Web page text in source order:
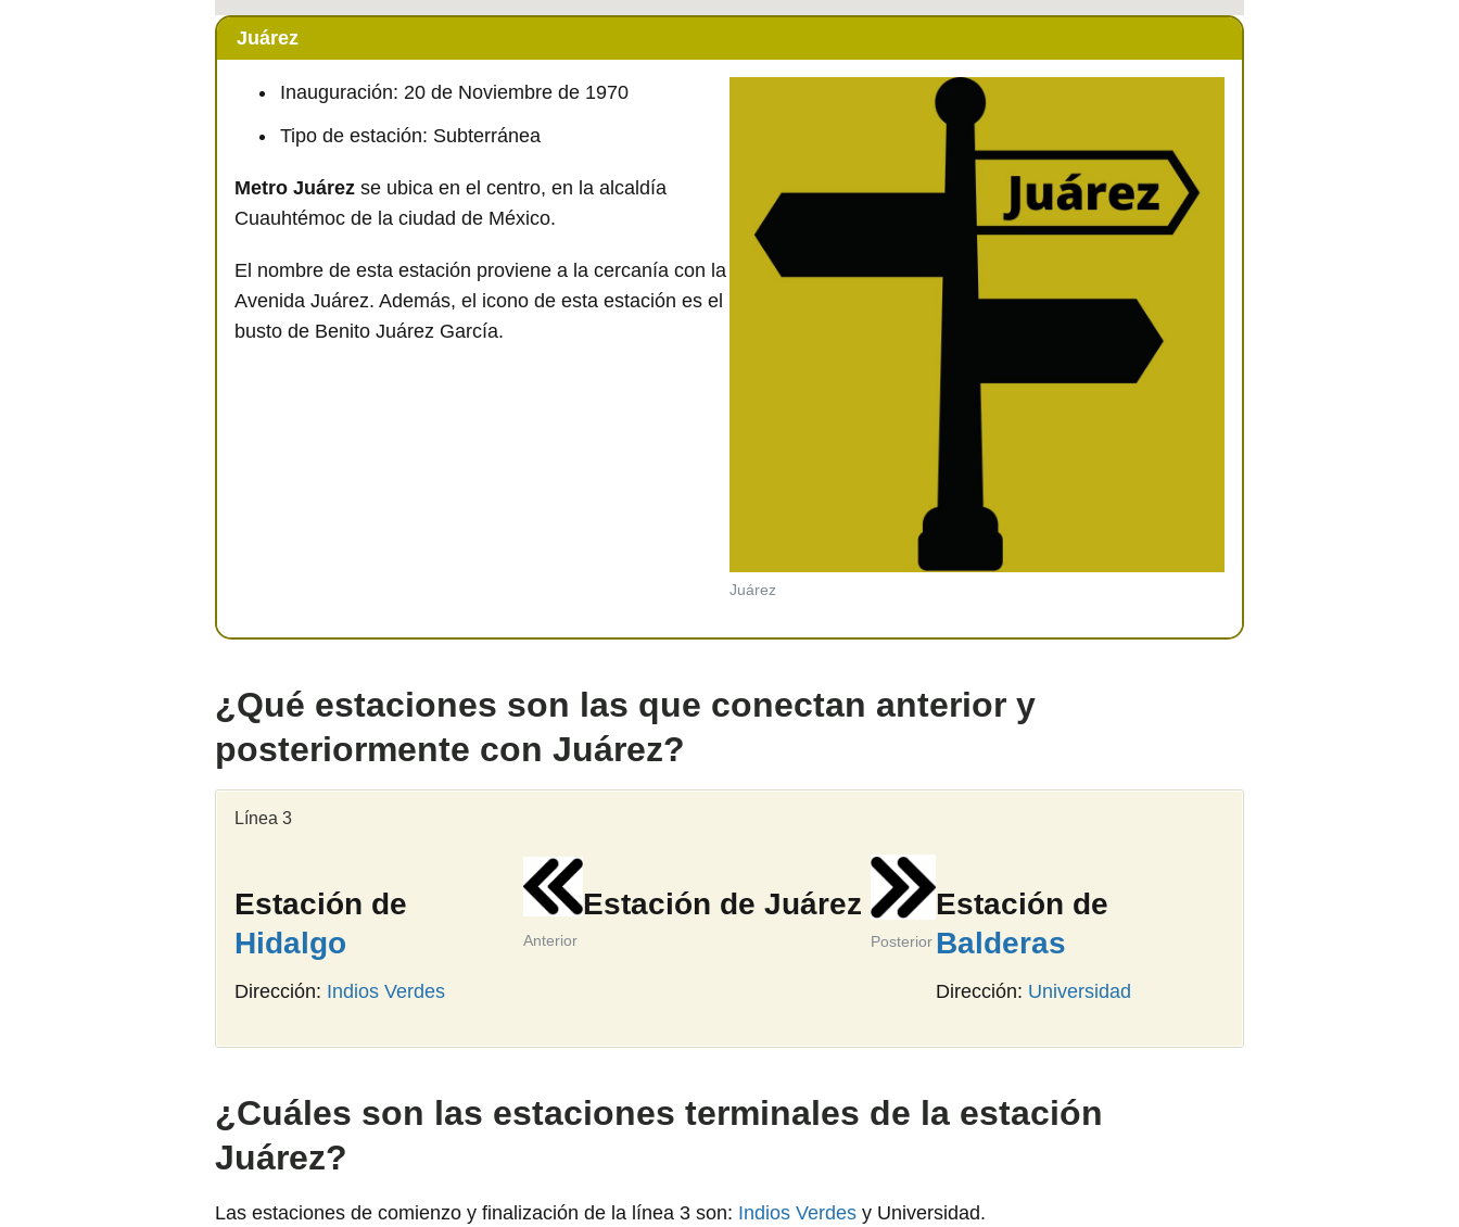
Juárez
Inauguración: 20 de Noviembre de 1970
Tipo de estación: Subterránea
Metro Juárez se ubica en el centro, en la alcaldía
Cuauhtémoc de la ciudad de México.
El nombre de esta estación proviene a la cercanía con la
Avenida Juárez. Además, el icono de esta estación es el
busto de Benito Juárez García.
Juárez
¿Qué estaciones son las que conectan anterior y
posteriormente con Juárez?
Línea 3
Estación de
Hidalgo
Dirección: Indios Verdes
Anterior
Estación de Juárez
Posterior
Estación de
Balderas
Dirección: Universidad
¿Cuáles son las estaciones terminales de la estación
Juárez?
Las estaciones de comienzo y finalización de la línea 3 son: Indios Verdes y Universidad.